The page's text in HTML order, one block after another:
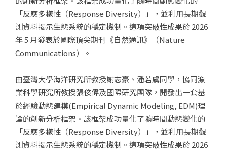
「反應多樣性（Response Diversity）」，並利用長期觀
測資料揭示生態系統的穩定機制。這項突破性成果於 2026
年 5 月發表於國際頂尖期刊《自然通訊》（Nature
Communications）。
由臺灣大學海洋研究所教授謝志豪、潘若虞同學，協同漁
業科學研究所教授張俊偉及國際研究團隊，開發出一套基
於經驗動態建模(Empirical Dynamic Modeling, EDM)理
論的創新分析框架。該框架成功量化了隨時間動態變化的
「反應多樣性（Response Diversity）」，並利用長期觀
測資料揭示生態系統的穩定機制。這項突破性成果於 2026